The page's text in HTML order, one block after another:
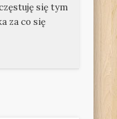
się tym
za co się